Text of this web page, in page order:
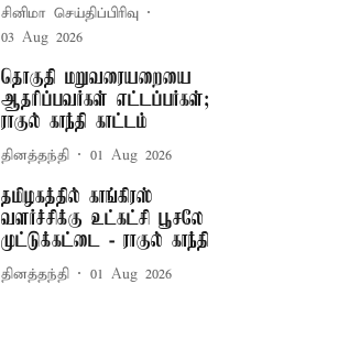
சினிமா செய்திப்பிரிவு
03 Aug 2026
தொகுதி மறுவரையறையை
ஆதரிப்பவர்கள் எட்டப்பர்கள்;
ராகுல் காந்தி காட்டம்
தினத்தந்தி 01 Aug 2026
தமிழகத்தில் காங்கிரஸ்
வளர்ச்சிக்கு உட்கட்சி பூசலே
முட்டுக்கட்டை - ராகுல் காந்தி
தினத்தந்தி 01 Aug 2026